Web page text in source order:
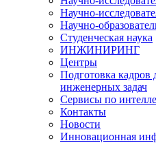
Научно-
Научно-
Студенческая наука
ИНЖИНИРИНГ
Центры
Подготовка кадров
инженерных задач
Сервисы по
Контакты
Новости
Инновационная